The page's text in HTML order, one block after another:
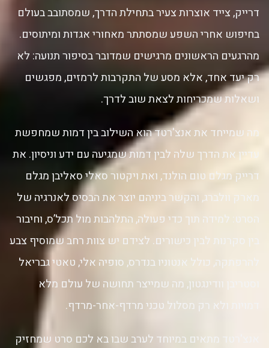
דרייק, צייד אוצרות צעיר בתחילת הדרך, שמסתובב בעולם
בחיפוש אחרי השפע שמסתתר מאחורי אגדות ומיתוסים.
מהרגעים הראשונים מרגישים שמדובר בסיפור תנועה: לא
רק יעד אחד, אלא מסע של התקרבות לרמזים, מפגשים
ושאלות שמכריחות לצאת שוב לדרך.
מה שמייחד את אנצ'רטד הוא השילוב בין דמות שמחפשת
עדיין את הדרך שלה לבין דמות שמגיעה עם ידע וניסיון. את
דרייק מגלם טום הולנד, ואת ויקטור סאלי סאליבן מגלם
מארק וולברג, והקשר ביניהם יוצר את הבסיס לאנרגיה של
הסרט: למידה תוך כדי פעולה, התלהבות מול תכל’ס, וחיבור
בין סקרנות לבין כישורים. לצידם יש צוות רחב שמוסיף צבע
להרפתקה, כולל אנטוניו בנדרס, סופיה אלי, טאטי גבריאל
וסטריבן וודינגטון, מה שמייצר תחושה של עולם מלא
דמויות ולא רק מסלול טכני מרדף-אחר-מרדף.
אנצ'רטד מתאים במיוחד לערב שבו בא לכם סרט שמחזיק